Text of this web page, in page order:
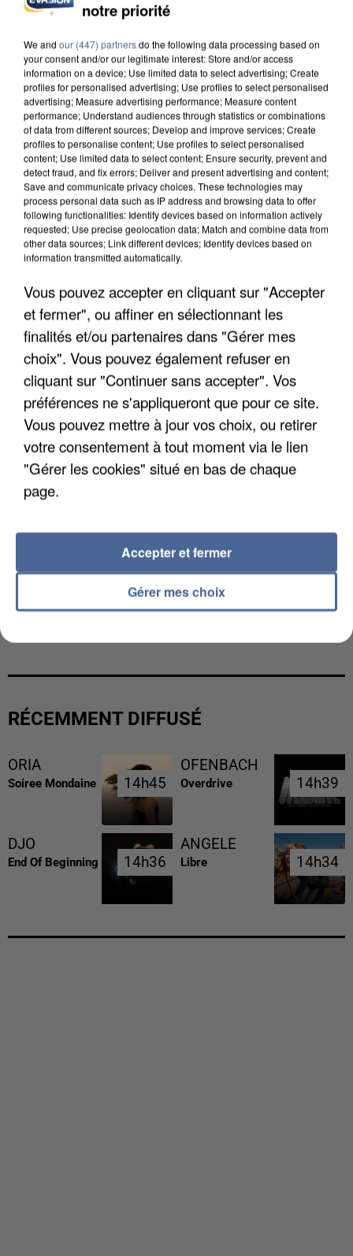
COULÉE DE BOUE EN HAUTE-SAVOIE
LES DONNÉES DE 300 000 CLIENTS DÉROBÉES À
INTERMARCHÉ APRÈS UNE...
RÉCEMMENT DIFFUSÉ
ORIA
Soiree Mondaine 14h45
14h45
OFENBACH
Overdrive 14h39
14h39
DJO
End Of Beginning 14h36
14h36
ANGELE
Libre 14h34
14h34
notre priorité
We and our (447) partnersdo the following data processing based on
your consent and/or our legitimate interest: Store and/or access
information on a device; Use limited data to select advertising; Create
profiles for personalised advertising; Use profiles to select personalised
advertising; Measure advertising performance; Measure content
performance; Understand audiences through statistics or combinations
of data from different sources; Develop and improve services; Create
profiles to personalise content; Use profiles to select personalised
content; Use limited data to select content; Ensure security, prevent and
detect fraud, and fix errors; Deliver and present advertising and content;
Save and communicate privacy choices. These technologies may
process personal data such as IP address and browsing data to offer
following functionalities: Identify devices based on information actively
requested; Use precise geolocation data; Match and combine data from
other data sources; Link different devices; Identify devices based on
information transmitted automatically.
Vous pouvez accepter en cliquant sur "Accepter
et fermer", ou affiner en sélectionnant les
finalités et/ou partenaires dans "Gérer mes
choix". Vous pouvez également refuser en
cliquant sur "Continuer sans accepter". Vos
préférences ne s'appliqueront que pour ce site.
Vous pouvez mettre à jour vos choix, ou retirer
votre consentement à tout moment via le lien
"Gérer les cookies" situé en bas de chaque
page.
Gérer mes choix
Accepter et fermer